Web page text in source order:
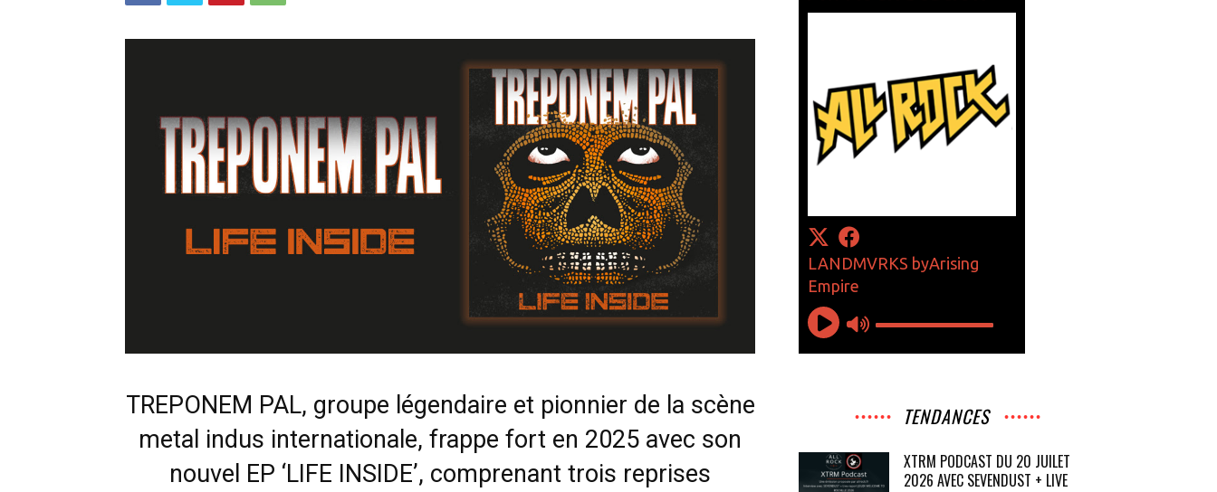
TREPONEM PAL, groupe légendaire et pionnier de la scène
metal indus internationale, frappe fort en 2025 avec son
nouvel EP ‘LIFE INSIDE’, comprenant trois reprises
TENDANCES
XTRM PODCAST DU 20 JUILET
2026 AVEC SEVENDUST + LIVE